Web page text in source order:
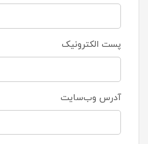
پست الکترونیک
آدرس وب‌سایت